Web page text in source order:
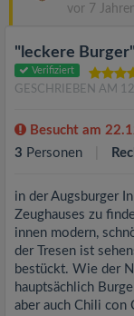
vor 7
"leckere Burger"
Verifiziert
GESCHRIEBEN AM
Besucht am
3 Personen
in der Augsburger
Zeughauses zu
innen modern,
der Tresen ist
bestückt. Wie der
hauptsächlich
aber auch Chili con